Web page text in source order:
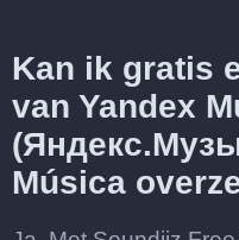
Kan ik gratis
van Yandex
Música